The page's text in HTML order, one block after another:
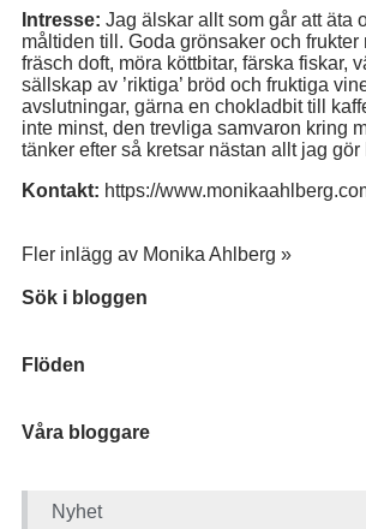
Intresse: Jag älskar allt som går att äta
måltiden till. Goda grönsaker och frukter
fräsch doft, möra köttbitar, färska fiskar,
sällskap av ’riktiga’ bröd och fruktiga
avslutningar, gärna en chokladbit till
inte minst, den trevliga samvaron kring
tänker efter så kretsar nästan allt jag gör
Kontakt: https://
Fler inlägg av Monika Ahlberg »
Sök i bloggen
Flöden
Våra bloggare
Nyhet